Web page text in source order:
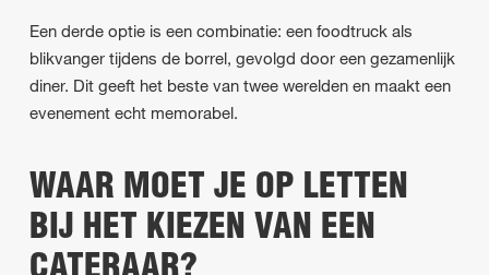
Een derde optie is een combinatie: een foodtruck als
blikvanger tijdens de borrel, gevolgd door een gezamenlijk
diner. Dit geeft het beste van twee werelden en maakt een
evenement echt memorabel.
WAAR MOET JE OP LETTEN
BIJ HET KIEZEN VAN EEN